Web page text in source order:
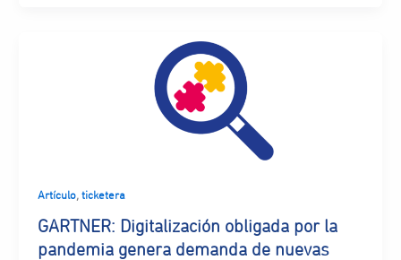
Artículo, ticketera
GARTNER: Digitalización obligada por la
pandemia genera demanda de nuevas